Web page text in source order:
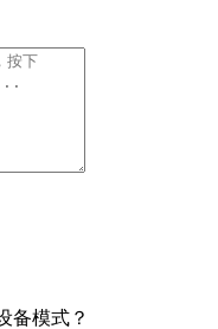
备模式？